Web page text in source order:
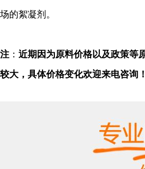
场的絮凝剂。
注 ： 近期因为原料价格以及政策等
较大，具体价格变化欢迎来电咨询